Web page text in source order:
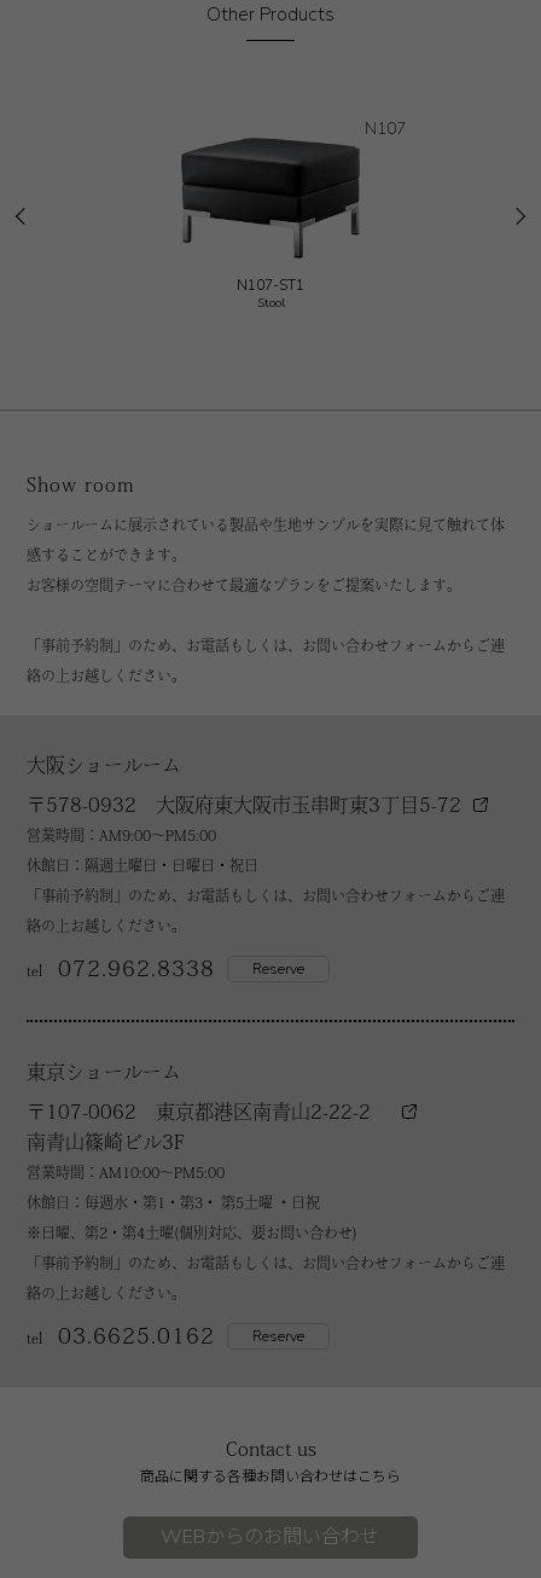
Other Products
N107
N107-ST1
Stool
Show room
ショールームに展示されている製品や生地サンプルを実際に見て触れて体
感することができます。
お客様の空間テーマに合わせて最適なプランをご提案いたします。
「事前予約制」のため、お電話もしくは、お問い合わせフォームからご連
絡の上お越しください。
大阪ショールーム
〒578-0932 大阪府東大阪市玉串町東3丁目5-72
営業時間：AM9:00～PM5:00
休館日：隔週土曜日・日曜日・祝日
「事前予約制」のため、お電話もしくは、お問い合わせフォームからご連
絡の上お越しください。
tel 072.962.8338 Reserve
東京ショールーム
〒107-0062 東京都港区南青山2-22-2
南青山篠崎ビル3F
営業時間：AM10:00～PM5:00
休館日：毎週水・第1・第3・ 第5土曜 ・日祝
※日曜、第2・第4土曜(個別対応、要お問い合わせ)
「事前予約制」のため、お電話もしくは、お問い合わせフォームからご連
絡の上お越しください。
tel 03.6625.0162 Reserve
Contact us
商品に関する各種お問い合わせはこちら
WEBからのお問い合わせ